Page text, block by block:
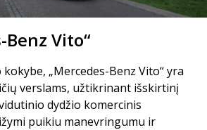
Benz Vito“
„Mercedes-Benz Vito“ yra
verslams, užtikrinant išskirtinį
dydžio komercinis
puikiu manevringumu ir